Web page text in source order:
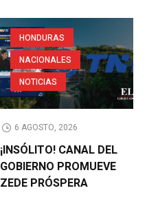
HONDURAS
NACIONALES
NOTICIAS
6 AGOSTO, 2026
¡INSÓLITO! CANAL DEL
GOBIERNO PROMUEVE
ZEDE PRÓSPERA